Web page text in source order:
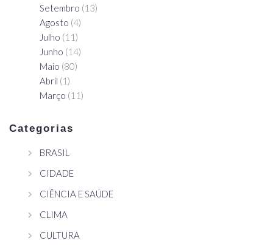
Setembro (13)
Agosto (4)
Julho (11)
Junho (14)
Maio (80)
Abril (1)
Março (11)
Categorias
BRASIL
CIDADE
CIÊNCIA E SAÚDE
CLIMA
CULTURA